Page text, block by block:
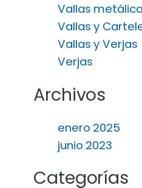
Vallas
Vallas y
Vallas y Verjas
Verjas
Archivos
enero 2025
junio 2023
Categorías